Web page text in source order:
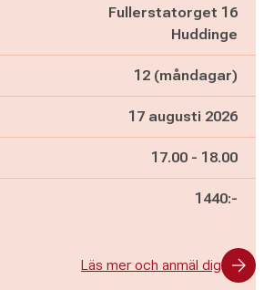
Fullerstatorget 16
Huddinge
12 (måndagar)
17 augusti 2026
Pågår mellan
17.00 - och
18.00
1440:-
Läs mer och anmäl dig